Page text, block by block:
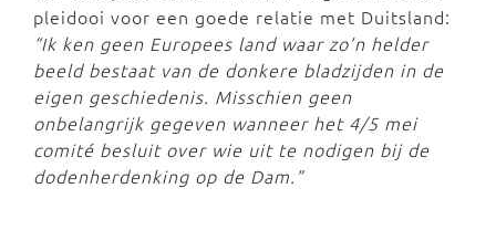
pleidooi voor een goede relatie met Duitsland:
“Ik ken geen Europees land waar zo’n helder
beeld bestaat van de donkere bladzijden in de
eigen geschiedenis. Misschien geen
onbelangrijk gegeven wanneer het 4/5 mei
comité besluit over wie uit te nodigen bij de
dodenherdenking op de Dam.”